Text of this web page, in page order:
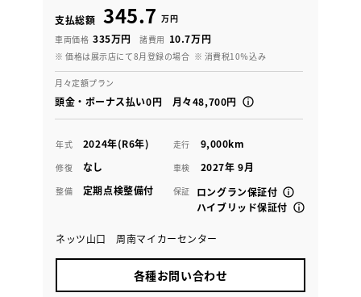
支払総額 345.7 万円
車両価格 335万円 諸費用 10.7万円
※ 価格は展示店にて8月登録の場合 ※ 消費税10％込み
月々定額プラン
頭金・ボーナス払い0円 月々48,700円
年式 2024年(R6年) 走行 9,000km
修復 なし 車検 2027年 9月
整備 定期点検整備付 保証
ロングラン保証付
ハイブリッド保証付
ネッツ山口 周南マイカーセンター
各種お問い合わせ